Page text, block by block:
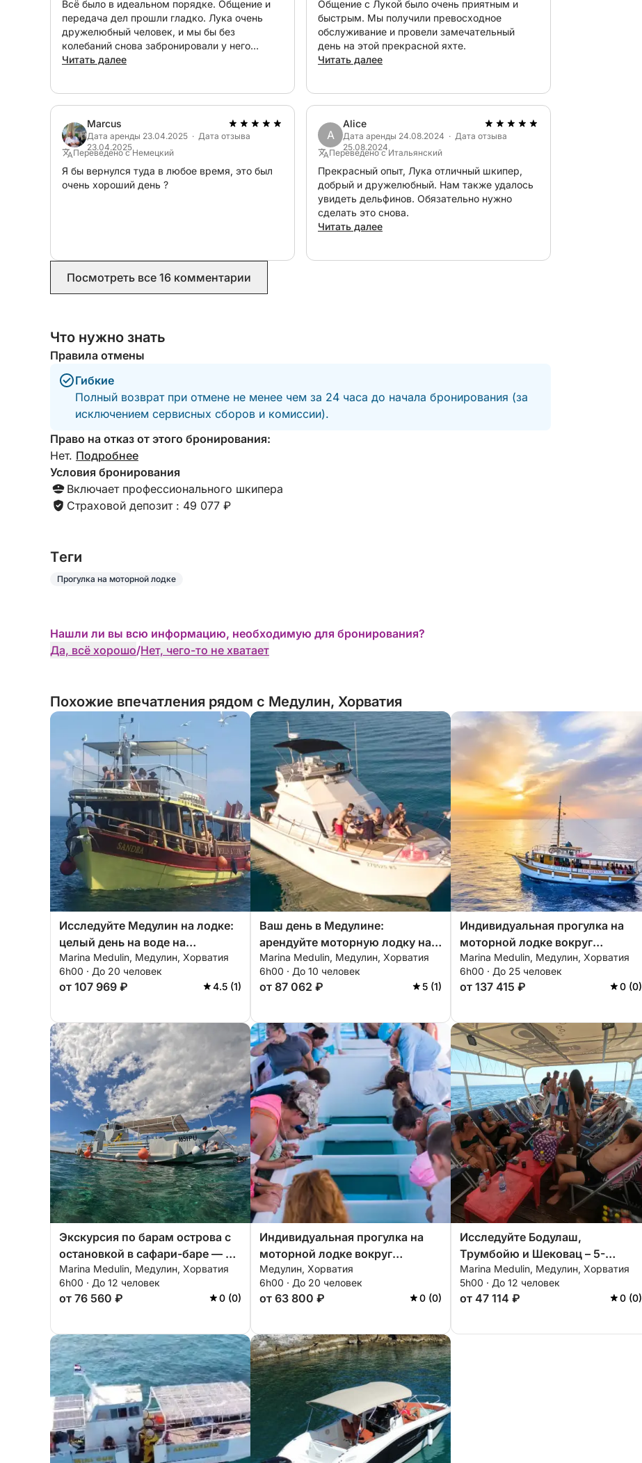
Всё было в идеальном порядке. Общение и
передача дел прошли гладко. Лука очень
дружелюбный человек, и мы бы без
колебаний снова забронировали у него
лодку.
Читать далее
Общение с Лукой было очень приятным и
быстрым. Мы получили превосходное
обслуживание и провели замечательный
день на этой прекрасной яхте.
Читать далее
Marcus
Дата аренды 23.04.2025 · Дата отзыва
23.04.2025
Переведено с Немецкий
Я бы вернулся туда в любое время, это был
очень хороший день ?
A
Alice
Дата аренды 24.08.2024 · Дата отзыва
25.08.2024
Переведено с Итальянский
Прекрасный опыт, Лука отличный шкипер,
добрый и дружелюбный. Нам также удалось
увидеть дельфинов. Обязательно нужно
сделать это снова.
Читать далее
Посмотреть все 16 комментарии
Что нужно знать
Правила отмены
Гибкие
Полный возврат при отмене не менее чем за 24 часа до начала бронирования (за
исключением сервисных сборов и комиссии).
Право на отказ от этого бронирования:
Нет. Подробнее
Условия бронирования
Включает профессионального шкипера
Страховой депозит : 49 077 ₽
Tеги
Прогулка на моторной лодке
Нашли ли вы всю информацию, необходимую для бронирования?
Да, всё хорошо/Нет, чего-то не хватает
Похожие впечатления рядом с Медулин, Хорватия
Исследуйте Медулин на лодке:
целый день на воде на
моторной лодке.
Marina Medulin, Медулин, Хорватия
6h00 · До 20 человек
от 107 969 ₽ 4.5 (1)
Ваш день в Медулине:
арендуйте моторную лодку на 6
часов для увлекательного
знакомства с окрестностями.
Marina Medulin, Медулин, Хорватия
6h00 · До 10 человек
от 87 062 ₽ 5 (1)
Индивидуальная прогулка на
моторной лодке вокруг
Медулина.
Marina Medulin, Медулин, Хорватия
6h00 · До 25 человек
от 137 415 ₽ 0 (0)
Экскурсия по барам острова с
остановкой в сафари-баре — 6
часов
Marina Medulin, Медулин, Хорватия
6h00 · До 12 человек
от 76 560 ₽ 0 (0)
Индивидуальная прогулка на
моторной лодке вокруг
Медулина.
Медулин, Хорватия
6h00 · До 20 человек
от 63 800 ₽ 0 (0)
Исследуйте Бодулаш,
Трумбойю и Шековац – 5-
часовой тур
Marina Medulin, Медулин, Хорватия
5h00 · До 12 человек
от 47 114 ₽ 0 (0)